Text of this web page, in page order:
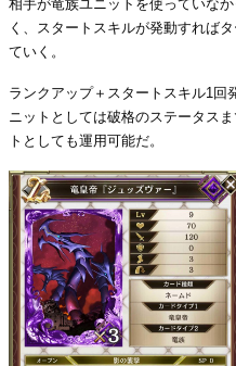
相手が竜族ユニットを使っていな
く、スタートスキルが発動すれば
ていく。
ランクアップ＋スタートスキル1回
ニットとしては破格のステータス
トとしても運用可能だ。